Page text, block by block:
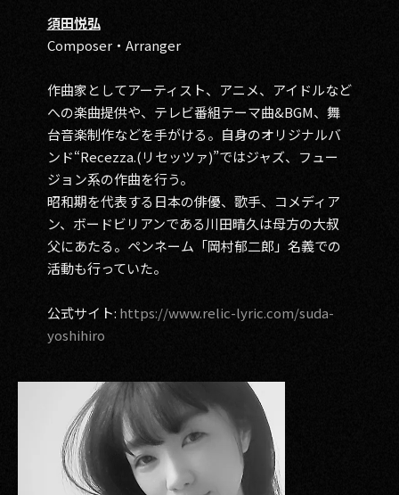
須田悦弘
Composer・Arranger
作曲家としてアーティスト、アニメ、アイドルなど
への楽曲提供や、テレビ番組テーマ曲&BGM、舞
台音楽制作などを手がける。自身のオリジナルバ
ンド“Recezza.(リセッツァ)”ではジャズ、フュー
ジョン系の作曲を行う。
昭和期を代表する日本の俳優、歌手、コメディア
ン、ボードビリアンである川田晴久は母方の大叔
父にあたる。ペンネーム「岡村郁二郎」名義での
活動も行っていた。
公式サイト: https://www.relic-lyric.com/suda-
yoshihiro